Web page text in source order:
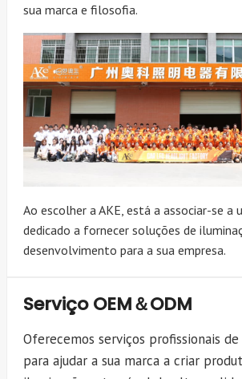
sua marca e filosofia.
Ao escolher a AKE, está a associar-se a
dedicado a fornecer soluções de
desenvolvimento para a sua empresa.
Serviço OEM＆ODM
Oferecemos serviços profissionais de
para ajudar a sua marca a criar